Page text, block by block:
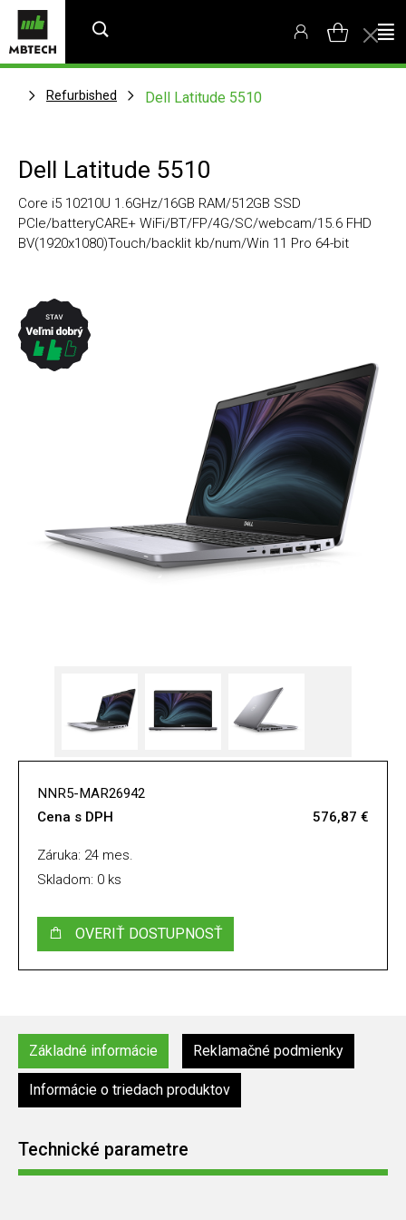
Refurbished Dell Latitude 5510
Dell Latitude 5510
Core i5 10210U 1.6GHz/16GB RAM/512GB SSD
PCIe/batteryCARE+ WiFi/BT/FP/4G/SC/webcam/15.6 FHD
BV(1920x1080)Touch/backlit kb/num/Win 11 Pro 64-bit
NNR5-MAR26942
Cena s DPH
576,87 €
Záruka: 24 mes.
Skladom: 0 ks
OVERIŤ DOSTUPNOSŤ
Základné informácie Reklamačné podmienky
Informácie o triedach produktov
Technické parametre